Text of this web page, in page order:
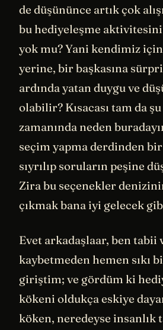
de düşününce artık çok
bu hediyeleşme
yok mu? Yani kendimiz
yerine, bir başkasına
ardında yatan duygu ve
olabilir? Kısacası tam da şu
zamanında neden
seçim yapma derdinden
sıyrılıp soruların peşine
Zira bu seçenekler
çıkmak bana iyi gelecek
Evet arkadaşlaar, ben tabii
kaybetmeden hemen sıkı
giriştim; ve gördüm ki
kökeni oldukça eskiye
köken, neredeyse insanlık